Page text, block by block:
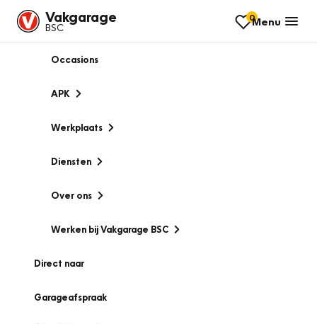
Vakgarage
BSC
0Menu
Occasions
APK
Werkplaats
Diensten
Over ons
Werken bij Vakgarage BSC
Direct naar
Garageafspraak